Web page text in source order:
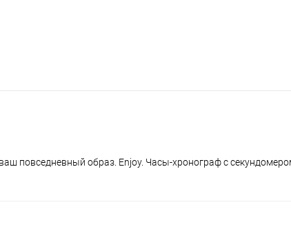
повседневный образ. Enjoy. Часы-хронограф с